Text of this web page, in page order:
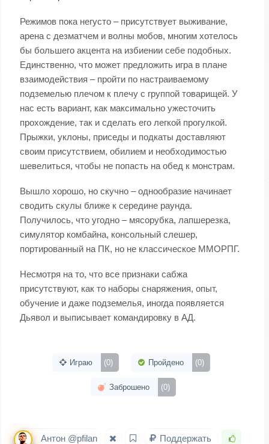
Режимов пока негусто – присутствует выживание,
арена с дезматчем и волны мобов, многим хотелось
бы большего акцента на избиении себе подобных.
Единственно, что может предложить игра в плане
взаимодействия – пройти по настраиваемому
подземелью плечом к плечу с группой товарищей. У
нас есть вариант, как максимально ужесточить
прохождение, так и сделать его легкой прогулкой.
Прыжки, уклоны, приседы и подкаты доставляют
своим присутствием, обилием и необходимостью
шевелиться, чтобы не попасть на обед к монстрам.
Вышло хорошо, но скучно – однообразие начинает
сводить скулы ближе к середине раунда.
Получилось, что угодно – мясорубка, лапшерезка,
симулятор комбайна, консольный слешер,
портированный на ПК, но не классическое ММОРПГ.
Несмотря на то, что все признаки сабжа
присутствуют, как то наборы снаряжения, опыт,
обучение и даже подземелья, иногда появляется
Дьявол и выписывает командировку в АД.
Играю (0) Пройдено (0)
Заброшено (0)
Антон @pfilan Поддержать